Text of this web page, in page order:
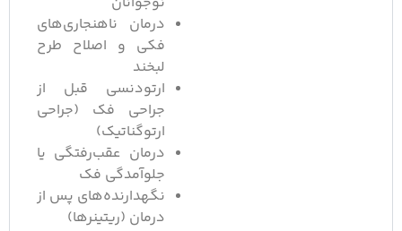
درمان ناهنجاری‌های
فکی و اصلاح طرح
لبخند
ارتودنسی قبل از
جراحی فک (جراحی
ارتوگناتیک)
درمان عقب‌رفتگی یا
جلوآمدگی فک
نگهدارنده‌های پس از
درمان (ریتینرها)